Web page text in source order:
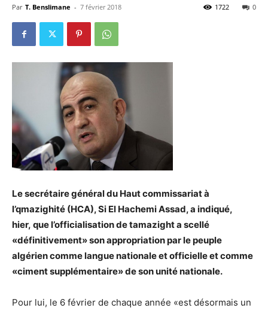
Par T. Benslimane - 7 février 2018 0
1722
Le secrétaire général du Haut commissariat à
l’qmazighité (HCA), Si El Hachemi Assad, a indiqué,
hier, que l’officialisation de tamazight a scellé
«définitivement» son appropriation par le peuple
algérien comme langue nationale et officielle et comme
«ciment supplémentaire» de son unité nationale.
Pour lui, le 6 février de chaque année «est désormais un